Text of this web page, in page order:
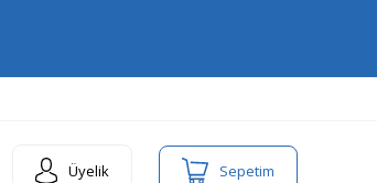
Üyelik Sepetim